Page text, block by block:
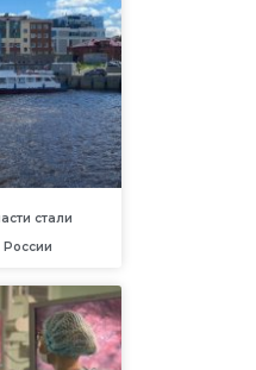
стали
России